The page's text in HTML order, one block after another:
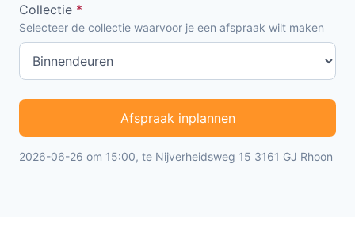
Collectie *
Selecteer de collectie waarvoor je een afspraak wilt maken
Afspraak inplannen
2026-06-26 om 15:00, te Nijverheidsweg 15 3161 GJ Rhoon